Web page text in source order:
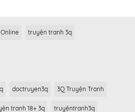
truyện tranh 3q
doctruyen3q 3Q Truyện Tranh
tranh 18+ 3q truyệntranh3q